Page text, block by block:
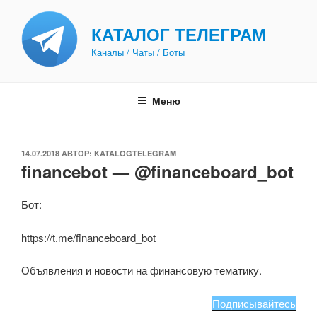
содержимому
КАТАЛОГ ТЕЛЕГРАМ
Каналы / Чаты / Боты
Меню
ОПУБЛИКОВАНО
14.07.2018 АВТОР: KATALOGTELEGRAM
financebot — @financeboard_bot
Бот:
https://t.me/financeboard_bot
Объявления и новости на финансовую тематику.
Подписывайтесь